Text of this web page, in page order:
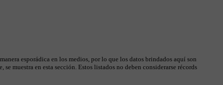
esporádica en los medios, por lo que los datos brindados aquí son
muestra en esta sección. Estos listados no deben considerarse récords